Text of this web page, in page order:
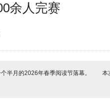
余人完赛
半月的2026年春季阅读节落幕。 本